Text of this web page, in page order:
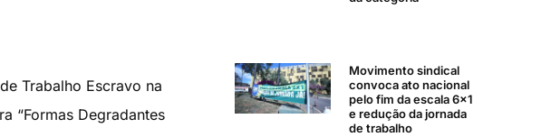
Trabalho Escravo na
“Formas Degradantes
Movimento sindical
convoca ato nacional
pelo fim da escala 6×1
e redução da jornada
de trabalho